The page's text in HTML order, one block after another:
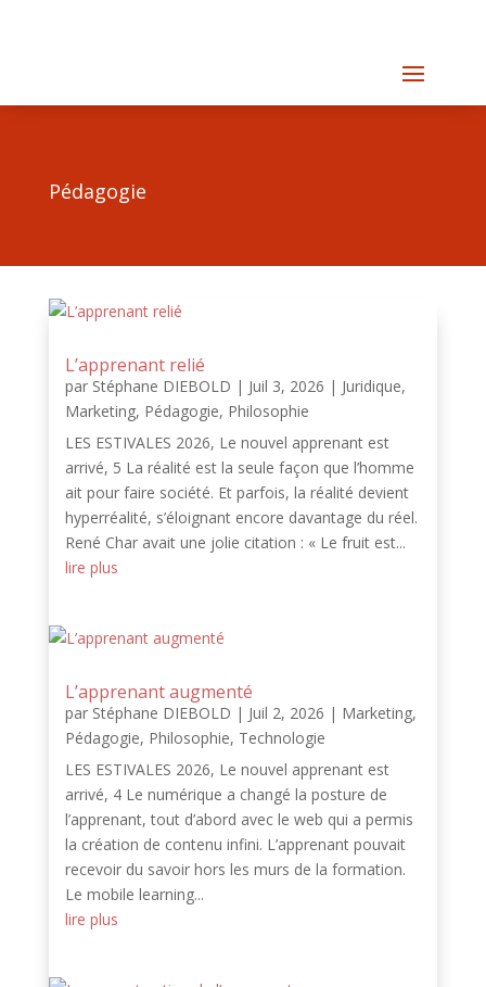
Pédagogie
L’apprenant relié
par Stéphane DIEBOLD | Juil 3, 2026 | Juridique,
Marketing, Pédagogie, Philosophie
LES ESTIVALES 2026, Le nouvel apprenant est
arrivé, 5 La réalité est la seule façon que l’homme
ait pour faire société. Et parfois, la réalité devient
hyperréalité, s’éloignant encore davantage du réel.
René Char avait une jolie citation : « Le fruit est...
lire plus
L’apprenant augmenté
par Stéphane DIEBOLD | Juil 2, 2026 | Marketing,
Pédagogie, Philosophie, Technologie
LES ESTIVALES 2026, Le nouvel apprenant est
arrivé, 4 Le numérique a changé la posture de
l’apprenant, tout d’abord avec le web qui a permis
la création de contenu infini. L’apprenant pouvait
recevoir du savoir hors les murs de la formation.
Le mobile learning...
lire plus